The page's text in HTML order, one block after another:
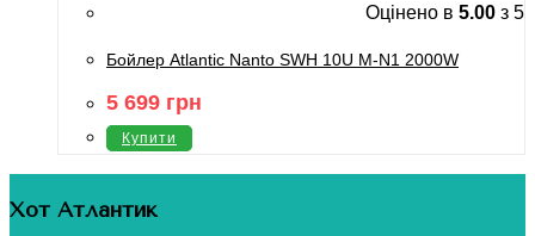
Оцінено в 5.00 з 5
Бойлер Atlantic Nanto SWH 10U M-N1 2000W
5 699 грн
Купити
Хот Атлантик